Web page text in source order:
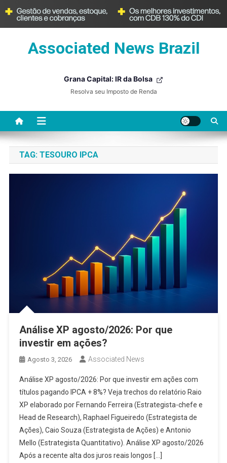
Associated News Brazil
Grana Capital: IR da Bolsa
Resolva seu Imposto de Renda
TAG: TESOURO IPCA
Análise XP agosto/2026: Por que
investir em ações?
Agosto 3, 2026 Associated News
Análise XP agosto/2026: Por que investir em ações com
títulos pagando IPCA + 8%? Veja trechos do relatório Raio
XP elaborado por Fernando Ferreira (Estrategista-chefe e
Head de Research), Raphael Figueiredo (Estrategista de
Ações), Caio Souza (Estrategista de Ações) e Antonio
Mello (Estrategista Quantitativo). Análise XP agosto/2026
Após a recente alta dos juros reais longos […]